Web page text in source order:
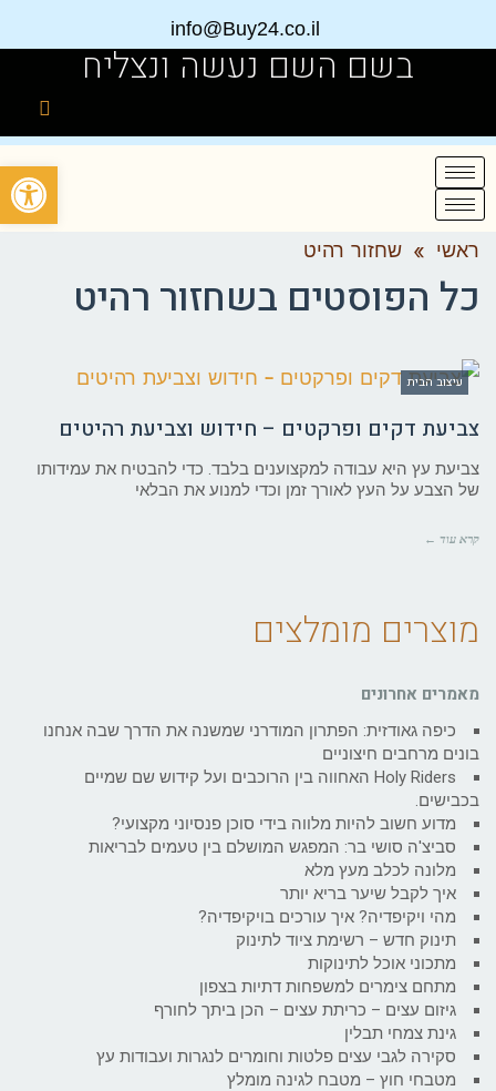
info@Buy24.co.il
בשם השם נעשה ונצליח
ראשי » שחזור רהיט
כל הפוסטים בשחזור רהיט
עיצוב הבית
צביעת דקים ופרקטים – חידוש וצביעת רהיטים
צביעת עץ היא עבודה למקצוענים בלבד. כדי להבטיח את עמידותו
של הצבע על העץ לאורך זמן וכדי למנוע את הבלאי
קרא עוד ←
מוצרים מומלצים
מאמרים אחרונים
כיפה גאודזית: הפתרון המודרני שמשנה את הדרך שבה אנחנו
בונים מרחבים חיצוניים
Holy Riders האחווה בין הרוכבים ועל קידוש שם שמיים
בכבישים.
מדוע חשוב להיות מלווה בידי סוכן פנסיוני מקצועי?
סביצ'ה סושי בר: המפגש המושלם בין טעמים לבריאות
מלונה לכלב מעץ מלא
איך לקבל שיער בריא יותר
מהי ויקיפדיה? איך עורכים בויקיפדיה?
תינוק חדש – רשימת ציוד לתינוק
מתכוני אוכל לתינוקות
מתחם צימרים למשפחות דתיות בצפון
גיזום עצים – כריתת עצים – הכן ביתך לחורף
גינת צמחי תבלין
סקירה לגבי עצים פלטות וחומרים לנגרות ועבודות עץ
מטבחי חוץ – מטבח לגינה מומלץ